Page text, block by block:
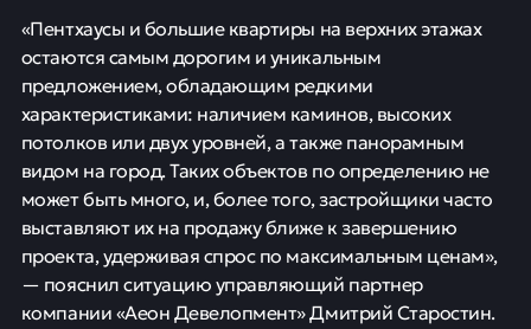
«Пентхаусы и большие квартиры на верхних этажах
остаются самым дорогим и уникальным
предложением, обладающим редкими
характеристиками: наличием каминов, высоких
потолков или двух уровней, а также панорамным
видом на город. Таких объектов по определению не
может быть много, и, более того, застройщики часто
выставляют их на продажу ближе к завершению
проекта, удерживая спрос по максимальным ценам»,
— пояснил ситуацию управляющий партнер
компании «Аеон Девелопмент» Дмитрий Старостин.